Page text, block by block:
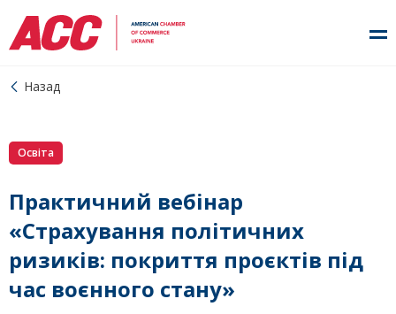
Назад
Освіта
Практичний вебінар
«Страхування політичних
ризиків: покриття проєктів під
час воєнного стану»